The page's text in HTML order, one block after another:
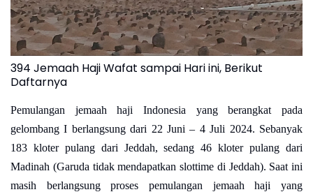
394 Jemaah Haji Wafat sampai Hari ini, Berikut
Daftarnya
Pemulangan jemaah haji Indonesia yang berangkat pada
gelombang I berlangsung dari 22 Juni – 4 Juli 2024. Sebanyak
183 kloter pulang dari Jeddah, sedang 46 kloter pulang dari
Madinah (Garuda tidak mendapatkan slottime di Jeddah). Saat ini
masih berlangsung proses pemulangan jemaah haji yang